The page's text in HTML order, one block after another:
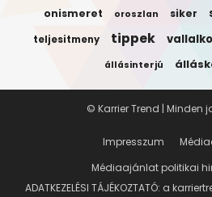
onismeret oroszlan siker
teljesitmeny tippek
állásinterjú
Impresszum
Médiaajánlat politikai
ADATKEZELÉSI TÁJÉKOZTATÓ: a
© Karrier Trend | Minden